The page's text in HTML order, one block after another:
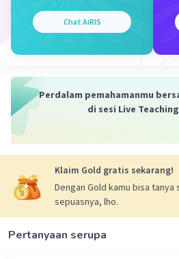
Chat AiRIS
Perdalam pemahamanmu
di sesi Live
Klaim Gold gratis sekarang!
Dengan Gold kamu bisa tanya
sepuasnya, lho.
Pertanyaan serupa